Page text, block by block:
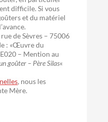
difficile. Si vous
et du matériel
de Sèvres – 75006
: «Œuvre du
– Mention au
goûter – Père Silas«
, nous les
Mère.